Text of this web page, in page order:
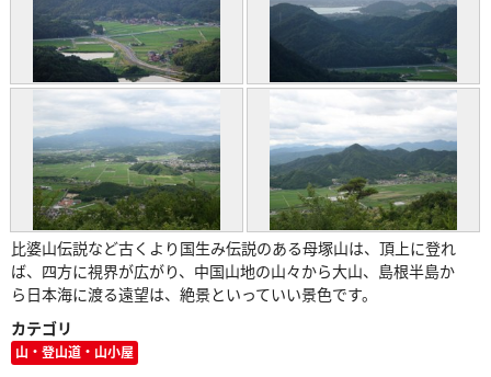
比婆山伝説など古くより国生み伝説のある母塚山は、頂上に登れ
ば、四方に視界が広がり、中国山地の山々から大山、島根半島か
ら日本海に渡る遠望は、絶景といっていい景色です。
カテゴリ
山・登山道・山小屋